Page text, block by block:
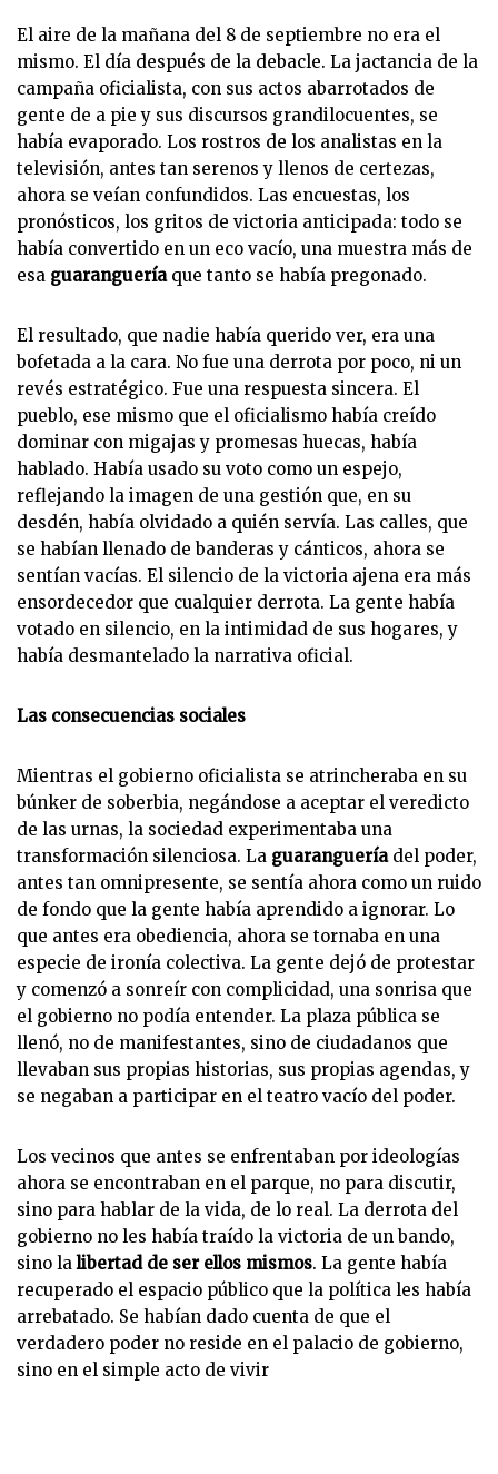
El aire de la mañana del 8 de septiembre no era el
mismo. El día después de la debacle. La jactancia de la
campaña oficialista, con sus actos abarrotados de
gente de a pie y sus discursos grandilocuentes, se
había evaporado. Los rostros de los analistas en la
televisión, antes tan serenos y llenos de certezas,
ahora se veían confundidos. Las encuestas, los
pronósticos, los gritos de victoria anticipada: todo se
había convertido en un eco vacío, una muestra más de
esa guarangueríaque tanto se había pregonado.
El resultado, que nadie había querido ver, era una
bofetada a la cara. No fue una derrota por poco, ni un
revés estratégico. Fue una respuesta sincera. El
pueblo, ese mismo que el oficialismo había creído
dominar con migajas y promesas huecas, había
hablado. Había usado su voto como un espejo,
reflejando la imagen de una gestión que, en su
desdén, había olvidado a quién servía. Las calles, que
se habían llenado de banderas y cánticos, ahora se
sentían vacías. El silencio de la victoria ajena era más
ensordecedor que cualquier derrota. La gente había
votado en silencio, en la intimidad de sus hogares, y
había desmantelado la narrativa oficial.
Las consecuencias sociales
Mientras el gobierno oficialista se atrincheraba en su
búnker de soberbia, negándose a aceptar el veredicto
de las urnas, la sociedad experimentaba una
transformación silenciosa. La guarangueríadel poder,
antes tan omnipresente, se sentía ahora como un ruido
de fondo que la gente había aprendido a ignorar. Lo
que antes era obediencia, ahora se tornaba en una
especie de ironía colectiva. La gente dejó de protestar
y comenzó a sonreír con complicidad, una sonrisa que
el gobierno no podía entender. La plaza pública se
llenó, no de manifestantes, sino de ciudadanos que
llevaban sus propias historias, sus propias agendas, y
se negaban a participar en el teatro vacío del poder.
Los vecinos que antes se enfrentaban por ideologías
ahora se encontraban en el parque, no para discutir,
sino para hablar de la vida, de lo real. La derrota del
gobierno no les había traído la victoria de un bando,
sino lalibertad de ser ellos mismos. La gente había
recuperado el espacio público que la política les había
arrebatado. Se habían dado cuenta de que el
verdadero poder no reside en el palacio de gobierno,
sino en el simple acto de vivir